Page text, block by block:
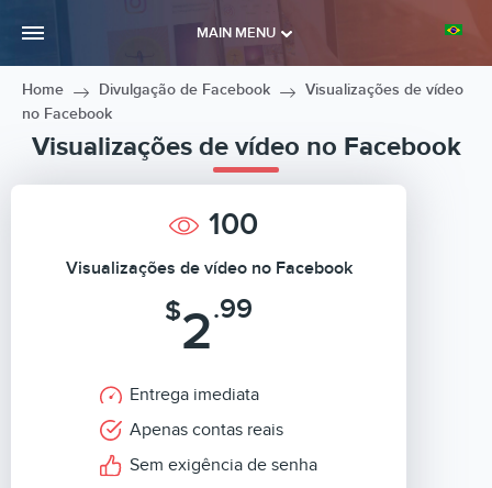
MAIN MENU
Home Divulgação de Facebook
Visualizações de vídeo
no Facebook
Visualizações de vídeo no Facebook
100
Visualizações de vídeo no Facebook
$2.99
Entrega imediata
Apenas contas reais
Sem exigência de senha